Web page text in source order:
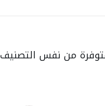
من نفس التصنيف